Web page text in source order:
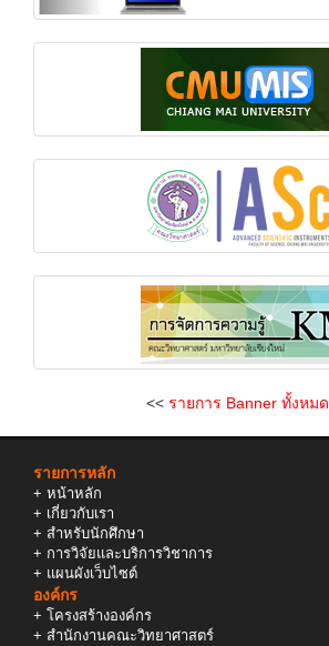
<< รายการ Banner ทั้งหมด
รายการหลัก
+ หน้าหลัก
+ เกี่ยวกับเรา
+ สำหรับนักศึกษา
+ การวิจัยและบริการวิชาการ
+ แผนผังเว็บไซต์
องค์กร
+ โครงสร้างองค์กร
+ สำนักงานคณะวิทยาศาสตร์